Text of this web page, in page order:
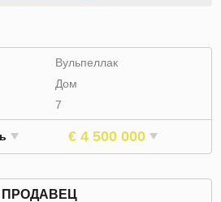
Вульпеллак
Дом
7
€ 4 500 000
ПРОДАВЕЦ